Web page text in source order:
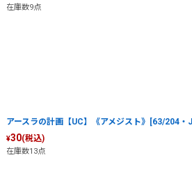
在庫数9点
アースラの計画【UC】《アメジスト》[63/204・
¥30(税込)
在庫数13点